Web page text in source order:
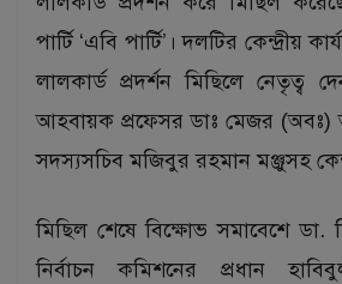
পার্টি ‘এবি পার্টি’। দলটির কেন্দ্রীয়
লালকার্ড প্রদর্শন মিছিলে নেতৃত্ব
আহবায়ক প্রফেসর ডাঃ মেজর (অবঃ)
সদস্যসচিব মজিবুর রহমান মঞ্জুসহ
মিছিল শেষে বিক্ষোভ সমাবেশে ডা.
নির্বাচন কমিশনের প্রধান